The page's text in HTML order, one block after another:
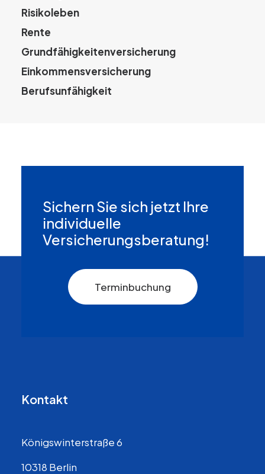
Risikoleben
Rente
Grundfähigkeitenversicherung
Einkommensversicherung
Berufsunfähigkeit
Sichern Sie sich jetzt Ihre
individuelle
Versicherungsberatung!
Terminbuchung
Kontakt
Königswinterstraße 6
10318 Berlin